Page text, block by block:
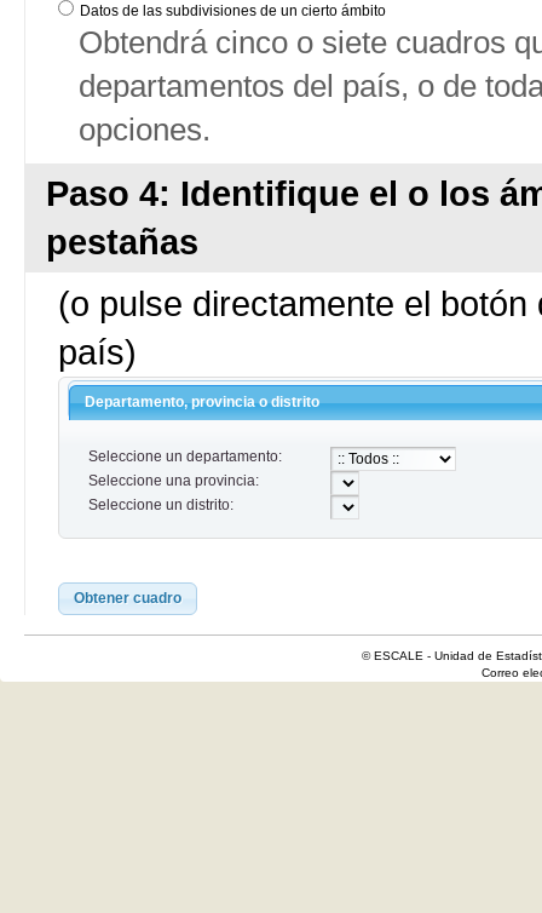
Datos de las subdivisiones de un cierto ámbito
Obtendrá cinco o siete cuadros
departamentos del país, o de
opciones.
Paso 4: Identifique el o los
pestañas
(o pulse directamente el
país)
Departamento, provincia o distrito
Seleccione un departamento:
Seleccione una provincia:
Seleccione un distrito:
Obtener cuadro
© ESCALE - Unidad de
Correo